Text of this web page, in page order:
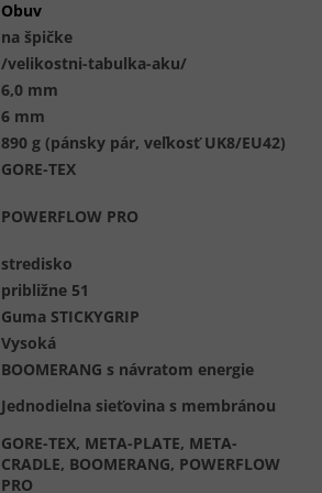
Obuv
na špičke
/velikostni-tabulka-aku/
6,0 mm
6 mm
890 g (pánsky pár, veľkosť UK8/EU42)
GORE-TEX
POWERFLOW PRO
stredisko
približne 51
Guma STICKYGRIP
Vysoká
BOOMERANG s návratom energie
Jednodielna sieťovina s membránou
GORE-TEX, META-PLATE, META-
CRADLE, BOOMERANG, POWERFLOW
PRO